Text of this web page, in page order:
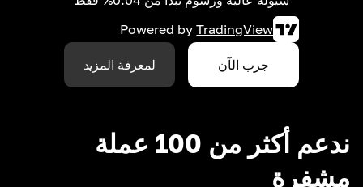
Powered by TradingView
جرب الآن لمعرفة المزيد
ندعم أكثر من 100 عملة
مشفرة